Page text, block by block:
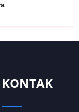
KONTAK